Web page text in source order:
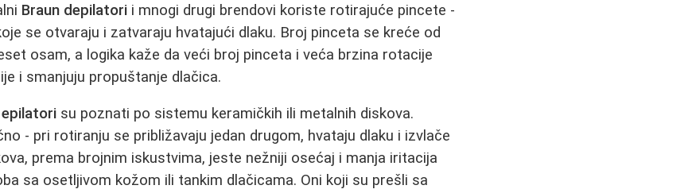
Braun depilatori i mnogi drugi brendovi koriste rotirajuće pincete -
se otvaraju i zatvaraju hvatajući dlaku. Broj pinceta se kreće od
osam, a logika kaže da veći broj pinceta i veća brzina rotacije
i smanjuju propuštanje dlačica.
su poznati po sistemu keramičkih ili metalnih diskova.
- pri rotiranju se približavaju jedan drugom, hvataju dlaku i izvlače
prema brojnim iskustvima, jeste nežniji osećaj i manja iritacija
sa osetljivom kožom ili tankim dlačicama. Oni koji su prešli sa